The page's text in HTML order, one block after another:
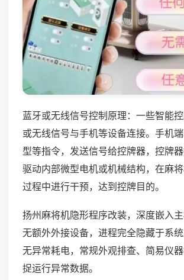
蓝牙或无线信号控制原理：一些智能
或无线信号与手机等设备连接。手机
型等指令，发送信号给控牌器，控牌
驱动内部微型电机或机械结构，在麻
过程中进行干预，达到控牌目的。
扬州麻将机隐形程序改装，深度嵌入主
无额外外接设备，进程完全隐藏于系
无异常耗电，常规外观排查、简易仪
捉运行异常数据。